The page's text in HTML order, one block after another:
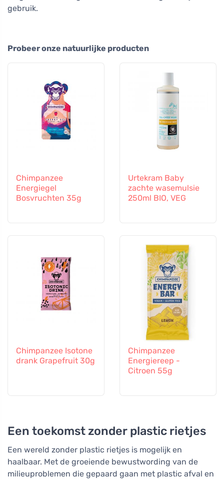
gebruik.
Probeer onze natuurlijke producten
Chimpanzee
Energiegel
Bosvruchten 35g
Urtekram Baby
zachte wasemulsie
250ml BIO, VEG
Chimpanzee Isotone
drank Grapefruit 30g
Chimpanzee
Energiereep -
Citroen 55g
Een toekomst zonder plastic rietjes
Een wereld zonder plastic rietjes is mogelijk en
haalbaar. Met de groeiende bewustwording van de
milieuproblemen die gepaard gaan met plastic afval en